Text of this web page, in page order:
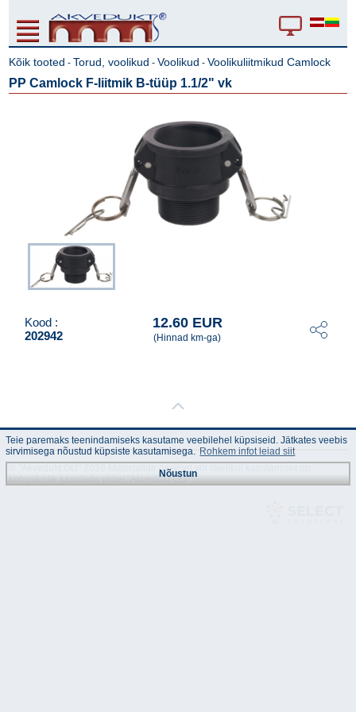
Kõik tooted - Torud, voolikud -Voolikud -Voolikuliitmikud Camlock
PP Camlock F-liitmik B-tüüp 1.1/2" vk
Kood :
202942
12.60 EUR
(Hinnad km-ga)
© "Akvedukt OÜ" 2026 Materjalide osalisel või täielikul kasutamisel on
kohustuslik kasutada viidet "Akvedukt OÜ"
Teie paremaks teenindamiseks kasutame veebilehel küpsiseid. Jätkates veebis
sirvimisega nõustud küpsiste kasutamisega. Rohkem infot leiad siit
Nõustun